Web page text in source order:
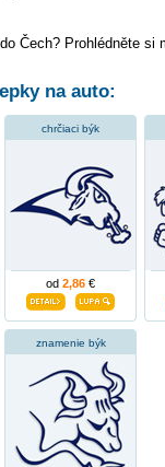
Čech? Prohlédněte si
na auto:
chrčiaci býk
od 2,86 €
znamenie býk